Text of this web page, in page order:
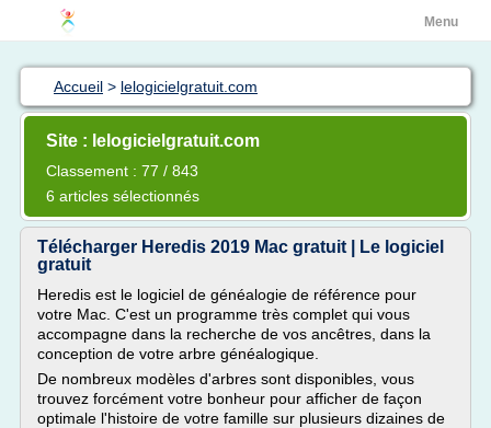
Menu
Accueil > lelogicielgratuit.com
Site : lelogicielgratuit.com
Classement : 77 / 843
6 articles sélectionnés
Télécharger Heredis 2019 Mac gratuit | Le logiciel
gratuit
Heredis est le logiciel de généalogie de référence pour
votre Mac. C'est un programme très complet qui vous
accompagne dans la recherche de vos ancêtres, dans la
conception de votre arbre généalogique.
De nombreux modèles d'arbres sont disponibles, vous
trouvez forcément votre bonheur pour afficher de façon
optimale l'histoire de votre famille sur plusieurs dizaines de